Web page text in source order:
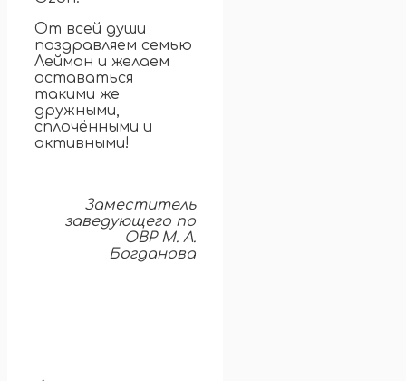
От всей души
поздравляем семью
Лейман и желаем
оставаться
такими же
дружными,
сплочёнными и
активными!
Заместитель
заведующего по
ОВР М. А.
Богданова